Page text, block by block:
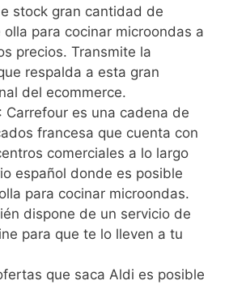
stock gran cantidad de
olla para cocinar microondas a
precios. Transmite la
respalda a esta gran
del ecommerce.
: Carrefour es una cadena de
francesa que cuenta con
comerciales a lo largo
español donde es posible
para cocinar microondas.
dispone de un servicio de
para que te lo lleven a tu
que saca Aldi es posible